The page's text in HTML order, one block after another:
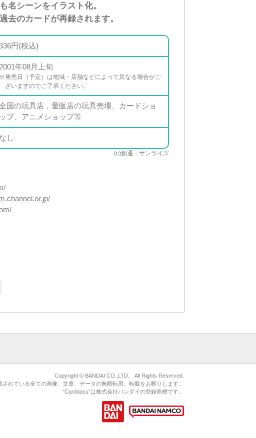
名シーンをイラスト化。
去のカードが再録されます。
円(税込)
2001年08月上旬
※発売日（予定）は地域・店舗などによって異なる場合がご
ざいますのでご了承ください。
国の玩具店，量販店の玩具売場、カードショ
ップ、アニメショップ等
なし
(c)創通・サンライズ
Copyright © BANDAI CO.,LTD. All Rights Reserved.
されている全ての画像、文章、データの無断転用、転載をお断りします。
“Carddass”は株式会社バンダイの登録商標です。